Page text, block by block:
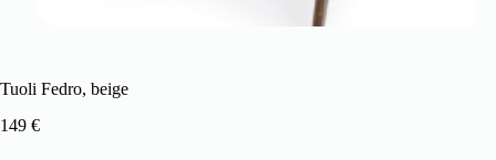
Tuoli Fedro, beige
149 €